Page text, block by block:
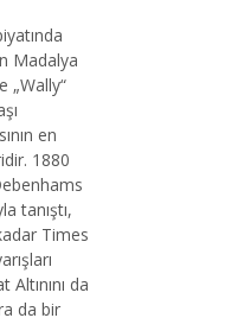
Madalya
„Wally“
en
1880
tanıştı,
Times
da
da bir